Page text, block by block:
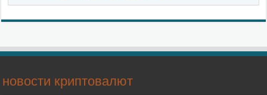
новости криптовалют